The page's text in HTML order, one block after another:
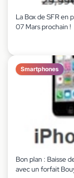
La Box de SFR en
07 Mars prochain !
Smartphones
Bon plan : Baisse
avec un forfait